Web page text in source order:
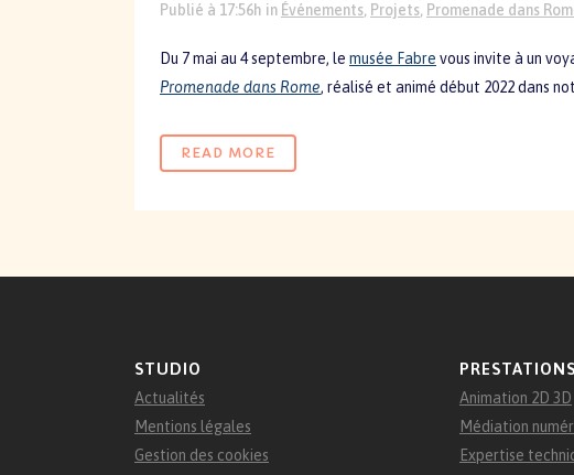
Publié à 17:56h in Événements, Projets, Promenade dans
Du 7 mai au 4 septembre, le musée Fabre vous invite à un
Promenade dans Rome, réalisé et animé début 2022 dans
READ MORE
STUDIO
Actualités
Mentions légales
Gestion des cookies
PRESTATIONS
Animation 2D 3D
Médiation
Expertise